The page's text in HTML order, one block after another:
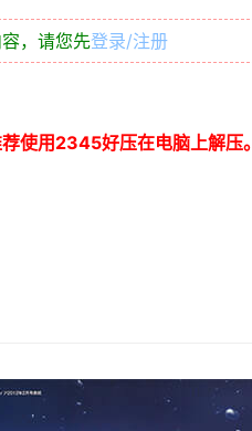
，请您先登录/注册
使用 2345好压在电脑上解压。